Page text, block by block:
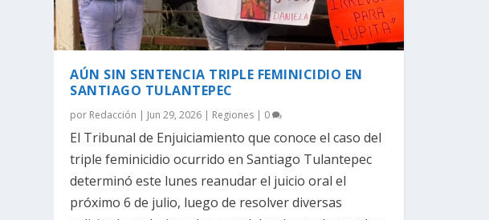
AÚN SIN SENTENCIA TRIPLE FEMINICIDIO EN
SANTIAGO TULANTEPEC
por Redacción | Jun 29, 2026 | Regiones | 0
El Tribunal de Enjuiciamiento que conoce el caso del
triple feminicidio ocurrido en Santiago Tulantepec
determinó este lunes reanudar el juicio oral el
próximo 6 de julio, luego de resolver diversas